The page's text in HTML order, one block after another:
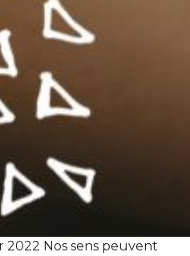
2022 Nos sens peuvent